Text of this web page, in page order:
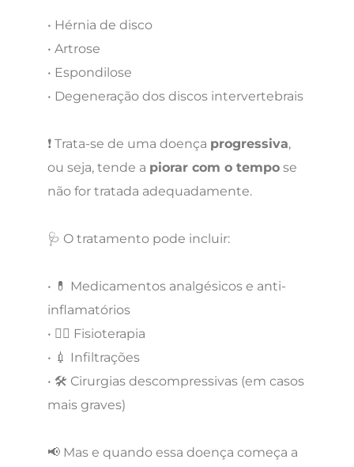
• Hérnia de disco
• Artrose
• Espondilose
• Degeneração dos discos intervertebrais
❗ Trata-se de uma doença progressiva,
ou seja, tende a piorar com o tempo se
não for tratada adequadamente.
🩺 O tratamento pode incluir:
• 💊 Medicamentos analgésicos e anti-
inflamatórios
• 🧘‍♂️ Fisioterapia
• 💉 Infiltrações
• 🛠️ Cirurgias descompressivas (em casos
mais graves)
📢 Mas e quando essa doença começa a